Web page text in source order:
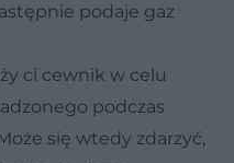
podaje gaz
ci cewnik w celu
podczas
się wtedy zdarzyć,